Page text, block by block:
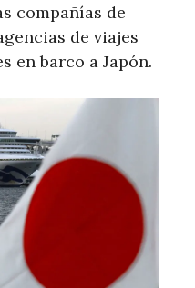
compañías de
de viajes
en barco a Japón.